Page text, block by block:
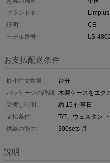
ブランド名:
Limplus
証明:
CE
モデル番号:
LS-4802
お支払配送条件
最小注文数量:
台分
パッケージの詳細: 木製ケースをエク
受渡し時間:
約 15 仕事日
支払条件:
T/T、ウェスタン
供給の能力:
300sets 月
説明